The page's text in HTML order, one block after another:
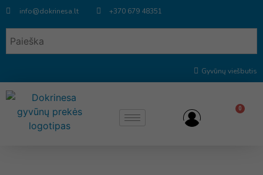
info@dokrinesa.lt +370 679 48351
Gyvūnų viešbutis
0